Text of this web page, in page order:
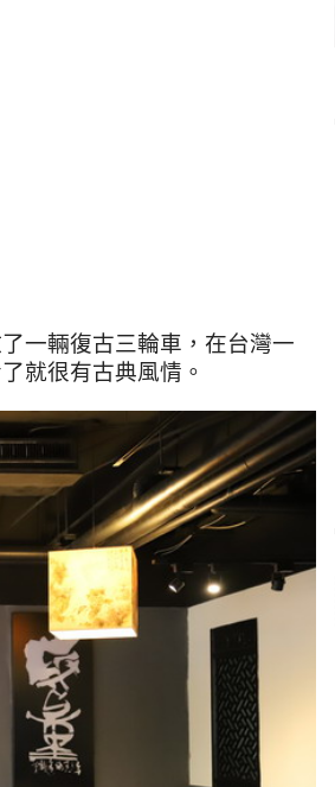
一輛復古三輪車，在台灣一
就很有古典風情。